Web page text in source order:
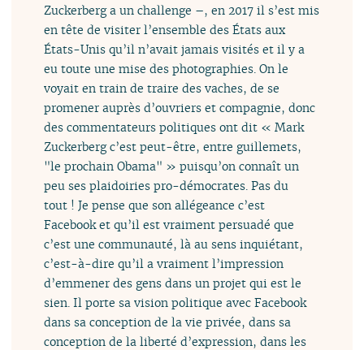
Zuckerberg a un challenge –, en 2017 il s’est mis
en tête de visiter l’ensemble des États aux
États-Unis qu’il n’avait jamais visités et il y a
eu toute une mise des photographies. On le
voyait en train de traire des vaches, de se
promener auprès d’ouvriers et compagnie, donc
des commentateurs politiques ont dit « Mark
Zuckerberg c’est peut-être, entre guillemets,
"le prochain Obama" » puisqu’on connaît un
peu ses plaidoiries pro-démocrates. Pas du
tout ! Je pense que son allégeance c’est
Facebook et qu’il est vraiment persuadé que
c’est une communauté, là au sens inquiétant,
c’est-à-dire qu’il a vraiment l’impression
d’emmener des gens dans un projet qui est le
sien. Il porte sa vision politique avec Facebook
dans sa conception de la vie privée, dans sa
conception de la liberté d’expression, dans les